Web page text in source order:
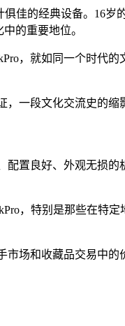
佳的经典设备。16
的重要地位。
，就如同一个时代
一段文化交流史的缩
置良好、外观无损
，特别是那些在特
场和收藏品交易中